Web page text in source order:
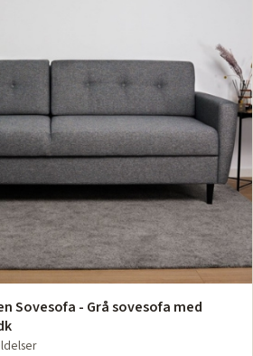
Sovesofa - Grå sovesofa med